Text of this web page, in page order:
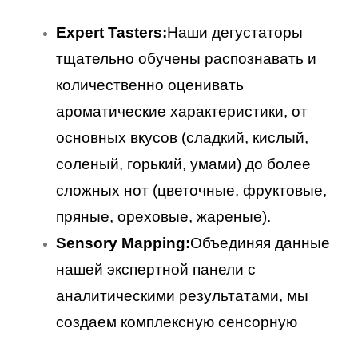
Expert Tasters:Наши дегустаторы
тщательно обучены распознавать и
количественно оценивать
ароматические характеристики, от
основных вкусов (сладкий, кислый,
соленый, горький, умами) до более
сложных нот (цветочные, фруктовые,
пряные, ореховые, жареные).
Sensory Mapping:Объединяя данные
нашей экспертной панели с
аналитическими результатами, мы
создаем комплексную сенсорную